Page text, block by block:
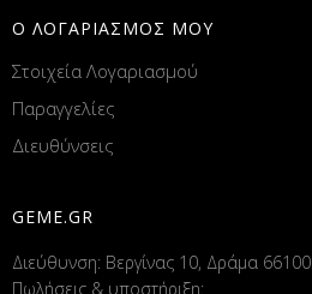
Ο ΛΟΓΑΡΙΑΣΜΟΣ ΜΟΥ
Στοιχεία Λογαριασμού
Παραγγελίες
Διευθύνσεις
GEME.GR
Διεύθυνση: Βεργίνας 10, Δράμα 66100
Πωλήσεις & υποστήριξη: